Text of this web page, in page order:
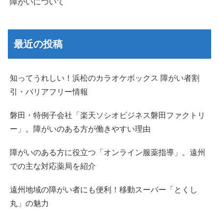
最近の投稿
知ってうれしい！浜松のカラオケボックス 障がい者割
引・バリアフリー情報
磐田・特例子会社「楽天ソシオビジネス磐田ファクトリ
ー」。障がいのある方が働きやすい理由
障がいのある方に役立つ「オンライン服薬指導」。遠州
での主な対応薬局を紹介
遠州地域の障がい者にも便利！移動スーパー「とくし
丸」の魅力